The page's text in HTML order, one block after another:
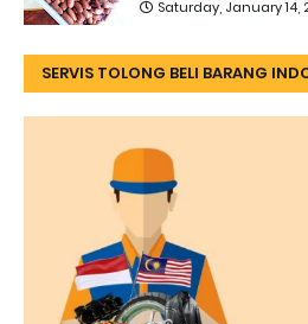
Saturday, January 14,
SERVIS TOLONG BELI BARANG